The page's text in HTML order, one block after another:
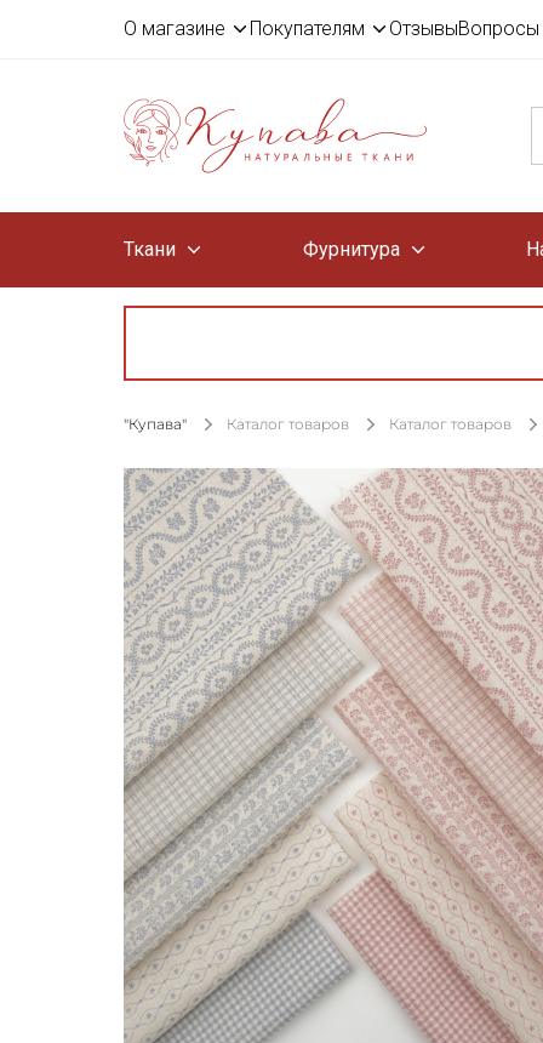
О магазине Покупателям ОтзывыВопросы
Ткани Фурнитура
"Купава" Каталог товаров Каталог товаров